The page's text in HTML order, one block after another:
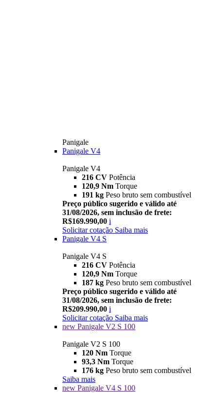
Panigale
Panigale V4
Panigale V4
216 CV Potência
120,9 Nm Torque
191 kg Peso bruto sem combustível
Preço público sugerido e válido até
31/08/2026, sem inclusão de frete:
R$169.990,00 i
Solicitar cotação Saiba mais
Panigale V4 S
Panigale V4 S
216 CV Potência
120,9 Nm Torque
187 kg Peso bruto sem combustível
Preço público sugerido e válido até
31/08/2026, sem inclusão de frete:
R$209.990,00 i
Solicitar cotação Saiba mais
new Panigale V2 S 100
Panigale V2 S 100
120 Nm Torque
93,3 Nm Torque
176 kg Peso bruto sem combustível
Saiba mais
new Panigale V4 S 100